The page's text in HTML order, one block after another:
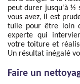
peut durer jusqu'à ½
vous avez, il est
tuile pour être loin
experte qui
votre toiture et
Un résultat inégalé
Faire un